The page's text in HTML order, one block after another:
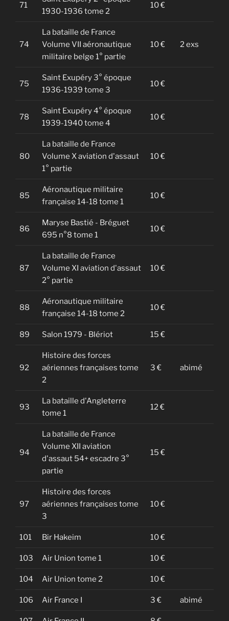
71
1930-1936 tome 2
10 €
74
La bataille de France
Volume VII aéronautique
militaire belge 1° partie
10 € 2 exs
75
Saint Exupéry 3° époque
1936-1939 tome 3
10 €
78
Saint Exupéry 4° époque
1939-1940 tome 4
10 €
80
La bataille de France
Volume X aviation d'assaut
1° partie
10 €
85
Aéronautique militaire
française 14-18 tome 1
10 €
86
Maryse Bastié - Bréguet
695 n°8 tome 1
10 €
87
La bataille de France
Volume XI aviation d'assaut
2° partie
10 €
88
Aéronautique militaire
française 14-18 tome 2
10 €
89 Salon 1979 - Blériot 15 €
92
Histoire des forces
aériennes françaises tome
2
3 € abimé
93
La bataille d'Angleterre
tome 1
12 €
94
La bataille de France
Volume XII aviation
d'assaut 54+ escadre 3°
partie
15 €
97
Histoire des forces
aériennes françaises tome
3
10 €
101 Bir Hakeim 10 €
103 Air Union tome 1 10 €
104 Air Union tome 2 10 €
106 Air France I 3 € abimé